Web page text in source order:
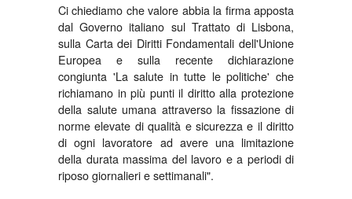
Ci chiediamo che valore abbia la firma apposta
dal Governo italiano sul Trattato di Lisbona,
sulla Carta dei Diritti Fondamentali dell'Unione
Europea e sulla recente dichiarazione
congiunta 'La salute in tutte le politiche' che
richiamano in più punti il diritto alla protezione
della salute umana attraverso la fissazione di
norme elevate di qualità e sicurezza e il diritto
di ogni lavoratore ad avere una limitazione
della durata massima del lavoro e a periodi di
riposo giornalieri e settimanali".